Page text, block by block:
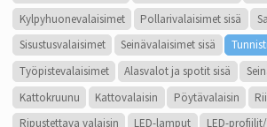
Kylpyhuonevalaisimet
Pollarivalaisimet sisä
Sisustusvalaisimet
Seinävalaisimet sisä
Työpistevalaisimet
Alasvalot ja spotit sisä
Kattokruunu
Kattovalaisin Pöytävalaisin
Ripustettava valaisin
LED-lamput
LED-